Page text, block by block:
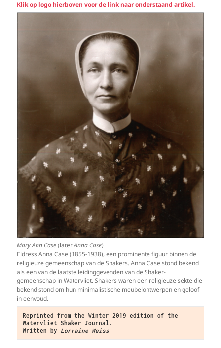
Klik op logo hierboven voor de link naar onderstaand artikel.
Mary Ann Case(laterAnna Case)
Eldress Anna Case (1855-1938), een prominente figuur binnen de
religieuze gemeenschap van de Shakers. Anna Case stond bekend
als een van de laatste leidinggevenden van de Shaker-
gemeenschap in Watervliet. Shakers waren een religieuze sekte die
bekend stond om hun minimalistische meubelontwerpen en geloof
in eenvoud.
Reprinted from the Winter 2019 edition of the
Watervliet Shaker Journal.
Written by Lorraine Weiss